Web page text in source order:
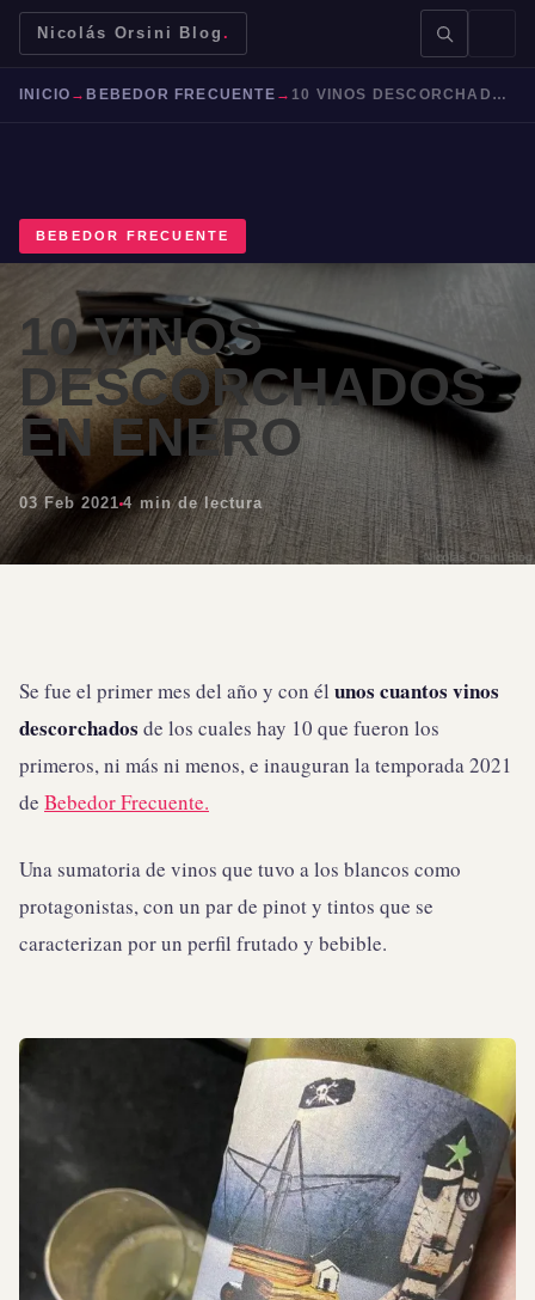
Nicolás Orsini Blog .
Mendoza Malbec Jujuy
INICIO → BEBEDOR FRECUENTE → 10 VINOS DESCORCHADOS EN ENERO
BEBEDOR FRECUENTE
10 VINOS
DESCORCHADOS
EN ENERO
03 Feb 2021 4 min de lectura
Se fue el primer mes del año y con él unos cuantos vinos
descorchados de los cuales hay 10 que fueron los
primeros, ni más ni menos, e inauguran la temporada 2021
de Bebedor Frecuente.
Una sumatoria de vinos que tuvo a los blancos como
protagonistas, con un par de pinot y tintos que se
caracterizan por un perfil frutado y bebible.